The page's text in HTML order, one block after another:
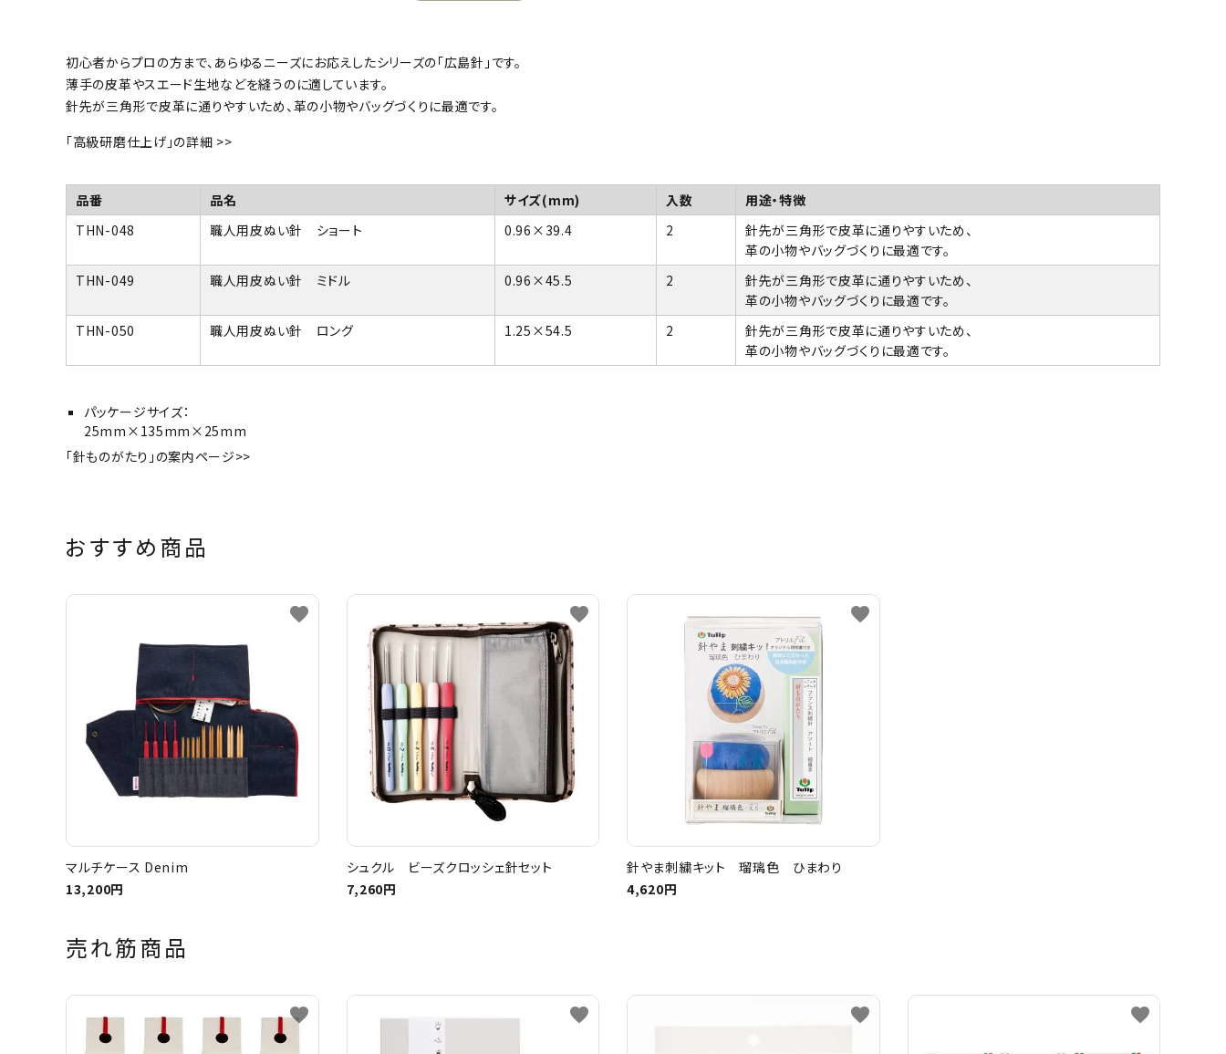
初心者からプロの方まで、あらゆるニーズにお応えしたシリーズの「広島針」です。
薄手の皮革やスエード生地などを縫うのに適しています。
針先が三角形で皮革に通りやすいため、革の小物やバッグづくりに最適です。
「高級研磨仕上げ」の詳細 >>
品番 品名 サイズ(mm) 入数
用途・特徴
THN-048
職人用皮ぬい針 ショート 0.96×39.4 2
針先が三角形で皮革に通りやすいため、
革の小物やバッグづくりに最適です。
THN-049
職人用皮ぬい針 ミドル 0.96×45.5 2
針先が三角形で皮革に通りやすいため、
革の小物やバッグづくりに最適です。
THN-050
職人用皮ぬい針 ロング 1.25×54.5 2
針先が三角形で皮革に通りやすいため、
革の小物やバッグづくりに最適です。
パッケージサイズ：
25mm×135mm×25mm
「針ものがたり」の案内ページ>>
おすすめ商品
マルチケース Denim
13,200円
favorite
シュクル ビーズクロッシェ針セット
7,260円
favorite
針やま刺繍キット 瑠璃色 ひまわり
4,620円
favorite
売れ筋商品
favorite favorite favorite favorite